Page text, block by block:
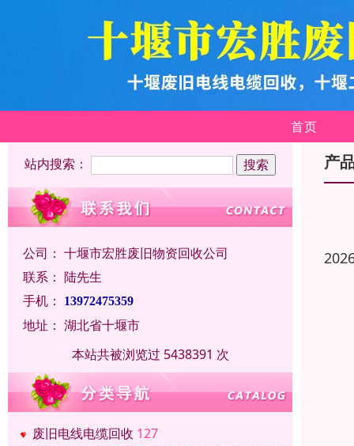
首页
站内搜索：
公司： 十堰市宏胜废旧物资回收公司
联系： 陆先生
手机：
13972475359
地址： 湖北省十堰市
本站共被浏览过 5438391 次
废旧电线电缆回收 127
产